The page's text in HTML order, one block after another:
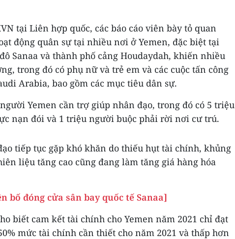
tại Liên hợp quốc, các báo cáo viên bày tỏ quan
động quân sự tại nhiều nơi ở Yemen, đặc biệt tại
Sanaa và thành phố cảng Houdaydah, khiến nhiều
trong đó có phụ nữ và trẻ em và các cuộc tấn công
Arabia, bao gồm các mục tiêu dân sự.
Yemen cần trợ giúp nhân đạo, trong đó có 5 triệu
nạn đói và 1 triệu người buộc phải rời nơi cư trú.
tiếp tục gặp khó khăn do thiếu hụt tài chính, khủng
liệu tăng cao cũng đang làm tăng giá hàng hóa
bố đóng cửa sân bay quốc tế Sanaa]
biết cam kết tài chính cho Yemen năm 2021 chỉ đạt
mức tài chính cần thiết cho năm 2021 và thấp hơn